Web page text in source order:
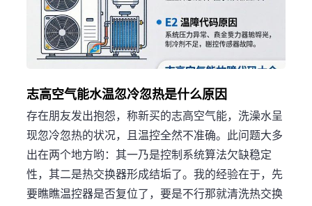
志高空气能水温忽冷忽热是什么原因
存在朋友发出抱怨，称新买的志高空气能，洗澡水呈
现忽冷忽热的状况，且温控全然不准确。此问题大多
出在两个地方哟：其一乃是控制系统算法欠缺稳定
性，其二是热交换器形成结垢了。我的经验在于，先
要瞧瞧温控器是否复位了，要是不行那就清洗热交换